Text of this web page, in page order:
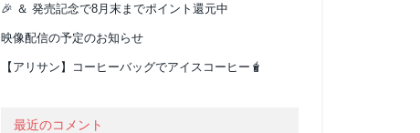
🎉 ＆ 発売記念で8月末までポイント還元中
映像配信の予定のお知らせ
【アリサン】コーヒーバッグでアイスコーヒー🧋
最近のコメント